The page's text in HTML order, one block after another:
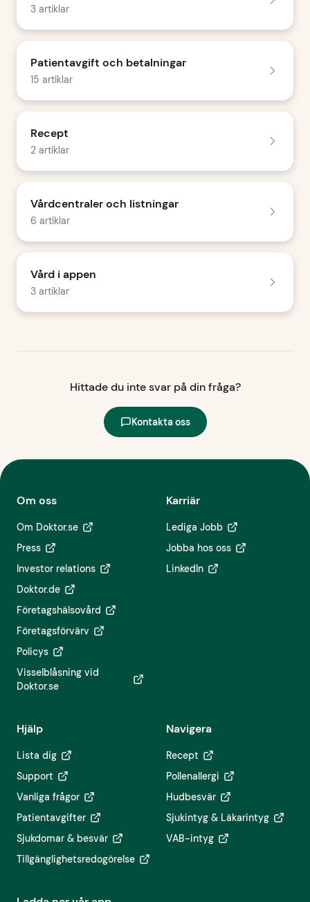
3 artiklar
Patientavgift och betalningar
15 artiklar
Recept
2 artiklar
Vårdcentraler och listningar
6 artiklar
Vård i appen
3 artiklar
Hittade du inte svar på din fråga?
Kontakta oss
Om oss
Om Doktor.se
Press
Investor relations
Doktor.de
Företagshälsovård
Företagsförvärv
Policys
Visselblåsning vid
Doktor.se
Karriär
Lediga Jobb
Jobba hos oss
LinkedIn
Hjälp
Lista dig
Support
Vanliga frågor
Patientavgifter
Sjukdomar & besvär
Tillgänglighetsredogörelse
Navigera
Recept
Pollenallergi
Hudbesvär
Sjukintyg & Läkarintyg
VAB-intyg